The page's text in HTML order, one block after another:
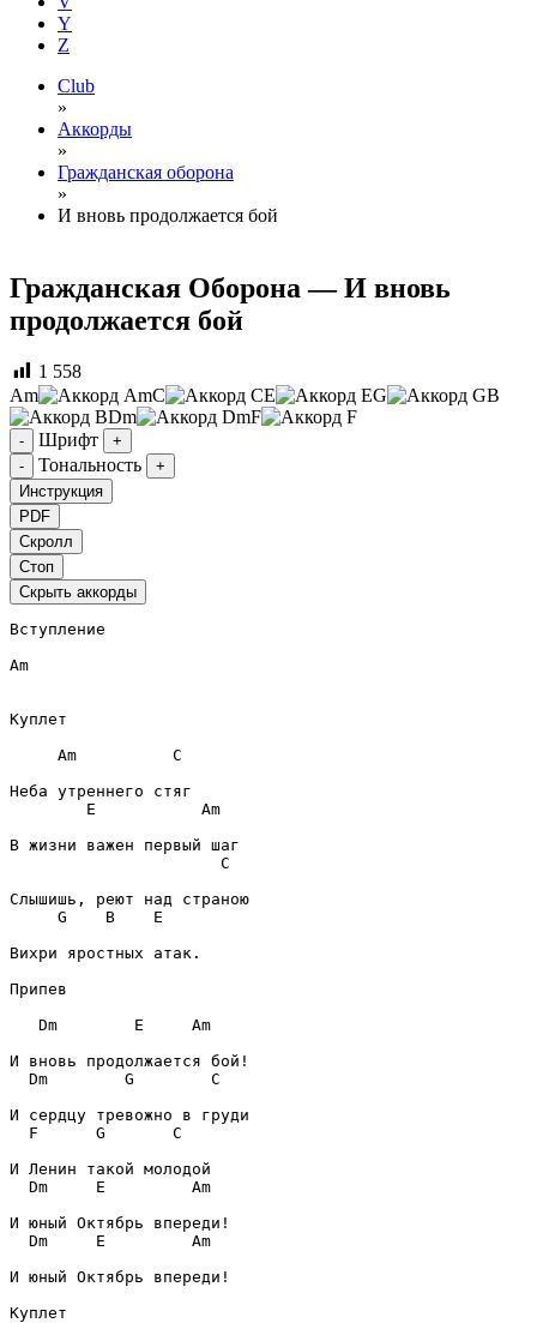
Y
Z
Club
»
Аккорды
»
Гражданская оборона
»
И вновь продолжается бой
Гражданская Оборона — И вновь
продолжается бой
1 558
Am
C E G
B
Dm
F
- Шрифт
+
-
Тональность
+
Инструкция
PDF
Скролл
Стоп
Скрыть аккорды
Вступление
Am
Куплет
Am
C
E
Am
C
G
B
E
Вихри яростных атак.
Припев
Dm
E
Am
Dm
G
C
F
G
C
Dm
E
Am
Dm
E
Am
И юный Октябрь впереди!
Куплет